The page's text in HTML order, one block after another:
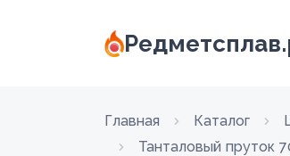
Главная Каталог
Танталовый пруток